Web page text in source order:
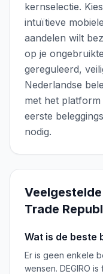
kernselectie.
intuïtieve
aandelen wilt
op je
gereguleerd,
Nederlandse
met het platform
eerste
nodig.
Trade
Wat is de beste
Er is geen enkele
wensen. DEGIRO